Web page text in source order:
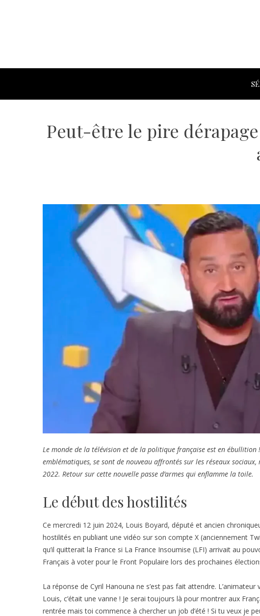
Peut-être le pire
Le monde de la télévision et de la politique française est en ébullition
emblématiques, se sont de nouveau affrontés sur les réseaux
2022. Retour sur cette nouvelle passe d’armes qui enflamme la toile.
Le début des hostilités
Ce mercredi 12 juin 2024, Louis Boyard, député et ancien
hostilités en publiant une vidéo sur son compte X (anciennement
qu’il quitterait la France si La France Insoumise (LFI) arrivait au
Français à voter pour le Front Populaire lors des prochaines
La réponse de Cyril Hanouna ne s’est pas fait attendre.
Louis, c’était une vanne ! Je serai toujours là pour montrer aux
rentrée mais toi commence à chercher un job d’été ! Si tu veux je